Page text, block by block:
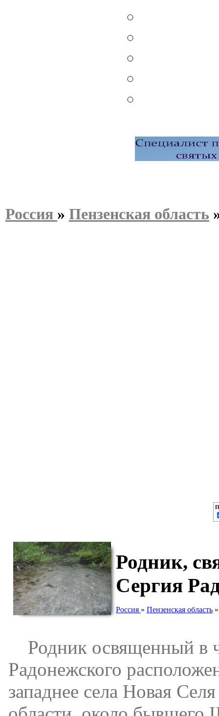
Россия » Пензенская область
Родник,
Сергия
Россия » Пензенская область
Родник освященный в
Радонежского
западнее села Новая